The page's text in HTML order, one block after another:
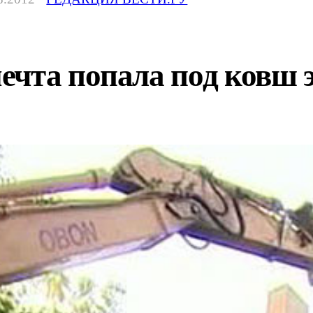
попала под ковш